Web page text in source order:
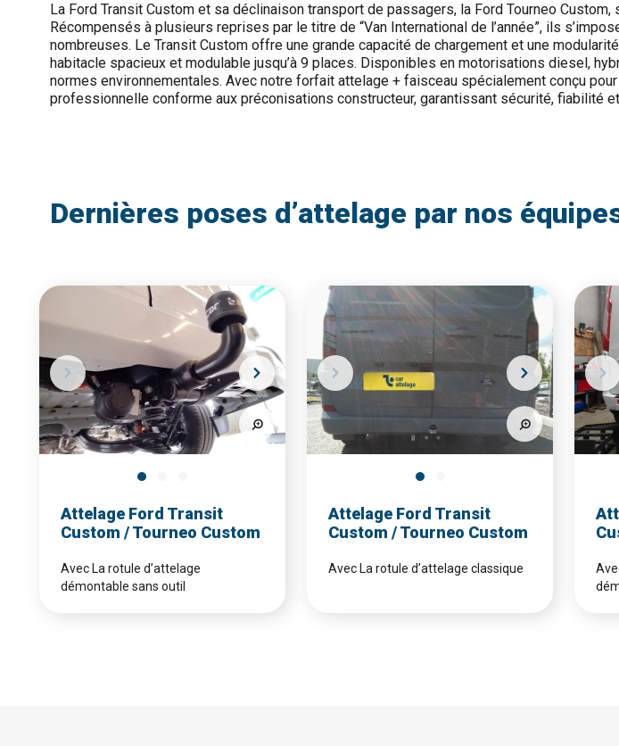
La Ford Transit Custom et sa déclinaison transport de passagers, la Ford Tourneo
Récompensés à plusieurs reprises par le titre de “Van International de l’année”, ils
nombreuses. Le Transit Custom offre une grande capacité de chargement et une
habitacle spacieux et modulable jusqu’à 9 places. Disponibles en motorisations diesel,
normes environnementales. Avec notre forfait attelage + faisceau spécialement conçu
professionnelle conforme aux préconisations constructeur, garantissant sécurité, fiabilité
Dernières poses d’attelage par nos
Attelage Ford Transit
Custom / Tourneo Custom
Avec La rotule d’attelage
démontable sans outil
Attelage Ford Transit
Custom / Tourneo Custom
Avec La rotule d’attelage classique